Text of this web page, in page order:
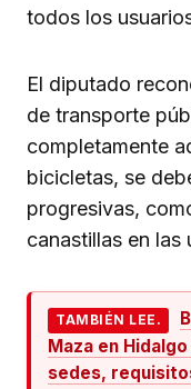
todos los
El diputado
de transporte
completamente
bicicletas, se
progresivas,
canastillas en las
TAMBIÉN LEE.
Maza en
sedes,